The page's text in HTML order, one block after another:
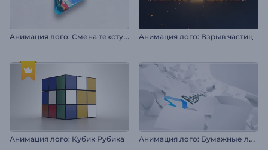
А
нимация лого: Смена текстуры в 3D Анимация лого: Взрыв частиц
Анимация лого: Кубик Рубика А
нимация лого: Бумажные листы